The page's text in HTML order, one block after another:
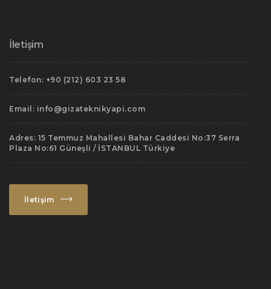
İletişim
Telefon: +90 (212) 603 23 58
Email: info@gizateknikyapi.com
Adres: 15 Temmuz Mahallesi Bahar Caddesi No:37 Serra
Plaza No:61 Güneşli / İSTANBUL Türkiye
İletişim